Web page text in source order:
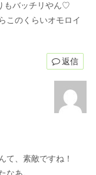
もバッチリやん♡
このくらいオモロイ
返信
て、素敵ですね！